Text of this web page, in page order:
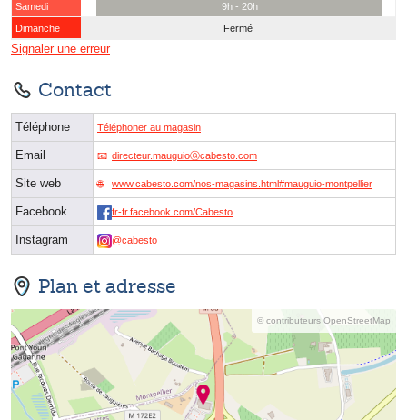
Samedi
9h - 20h
Dimanche
Fermé
Signaler une erreur
Contact
Téléphone Téléphoner au magasin
Email directeur.mauguioⓐcabesto.com
Site web www.cabesto.com/nos-magasins.html#mauguio-montpellier
Facebook fr-fr.facebook.com/Cabesto
Instagram @cabesto
Plan et adresse
© contributeurs OpenStreetMap